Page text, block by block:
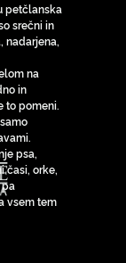
petčlanska
srečni in
nadarjena,
na
in
to pomeni.
psa,
časi, orke,
pa
vsem tem